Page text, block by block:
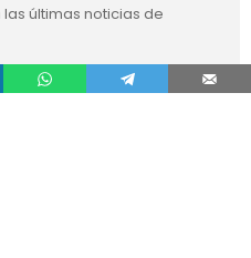
últimas noticias de